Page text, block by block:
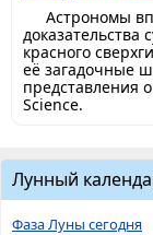
Астрономы
доказательства
красного
её загадочные
представления
Science.
Лунный
Фаза Луны сегодня